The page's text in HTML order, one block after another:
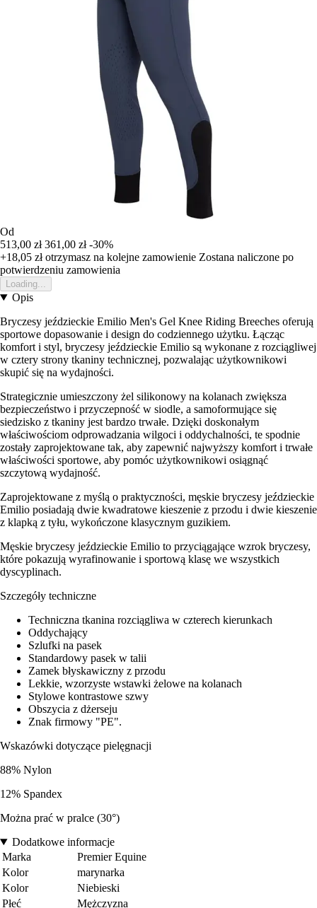
Od
513,00 zł 361,00 zł -30%
+18,05 złotrzymasz na kolejne zamowienie Zostana naliczone po
potwierdzeniu zamowienia
Loading...
Opis
Bryczesy jeździeckie Emilio Men's Gel Knee Riding Breeches oferują
sportowe dopasowanie i design do codziennego użytku. Łącząc
komfort i styl, bryczesy jeździeckie Emilio są wykonane z rozciągliwej
w cztery strony tkaniny technicznej, pozwalając użytkownikowi
skupić się na wydajności.
Strategicznie umieszczony żel silikonowy na kolanach zwiększa
bezpieczeństwo i przyczepność w siodle, a samoformujące się
siedzisko z tkaniny jest bardzo trwałe. Dzięki doskonałym
właściwościom odprowadzania wilgoci i oddychalności, te spodnie
zostały zaprojektowane tak, aby zapewnić najwyższy komfort i trwałe
właściwości sportowe, aby pomóc użytkownikowi osiągnąć
szczytową wydajność.
Zaprojektowane z myślą o praktyczności, męskie bryczesy jeździeckie
Emilio posiadają dwie kwadratowe kieszenie z przodu i dwie kieszenie
z klapką z tyłu, wykończone klasycznym guzikiem.
Męskie bryczesy jeździeckie Emilio to przyciągające wzrok bryczesy,
które pokazują wyrafinowanie i sportową klasę we wszystkich
dyscyplinach.
Szczegóły techniczne
Techniczna tkanina rozciągliwa w czterech kierunkach
Oddychający
Szlufki na pasek
Standardowy pasek w talii
Zamek błyskawiczny z przodu
Lekkie, wzorzyste wstawki żelowe na kolanach
Stylowe kontrastowe szwy
Obszycia z dżerseju
Znak firmowy "PE".
Wskazówki dotyczące pielęgnacji
88% Nylon
12% Spandex
Można prać w pralce (30°)
Dodatkowe informacje
Marka
Premier Equine
Kolor
marynarka
Kolor
Niebieski
Płeć
Mężczyzna